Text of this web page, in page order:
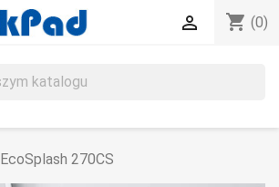
shopping_cart (0)

EcoSplash 270CS